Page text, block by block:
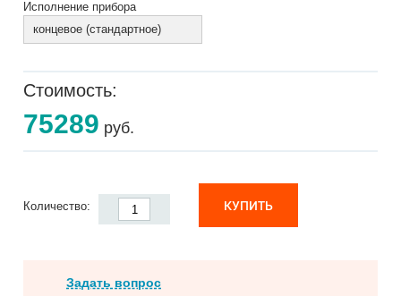
Исполнение прибора
концевое (стандартное)
Стоимость:
75289 руб.
Количество: КУПИТЬ
Задать вопрос